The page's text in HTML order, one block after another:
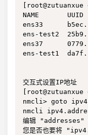
NAME
ens33
ens-test2
ens37
ens-test1
交互式设置IP地址
nmcli> goto
nmcli
编辑 "addresses"
您是否也要将